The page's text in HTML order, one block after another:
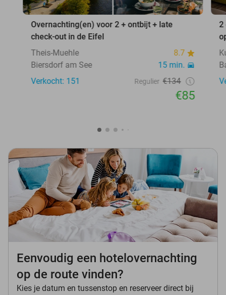
Overnachting(en) voor 2 + ontbijt + late
check-out in de Eifel
Theis-Muehle
8.7
Biersdorf am See
15 min.
Verkocht: 151
Regulier €134
€85
2
Eenvoudig een hotelovernachting
op de route vinden?
Kies je datum en tussenstop en reserveer direct bij